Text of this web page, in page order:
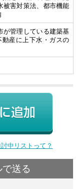
被害対策法、都市機能
が管理している建築基
産に上下水・ガスの
中リストって？
送る